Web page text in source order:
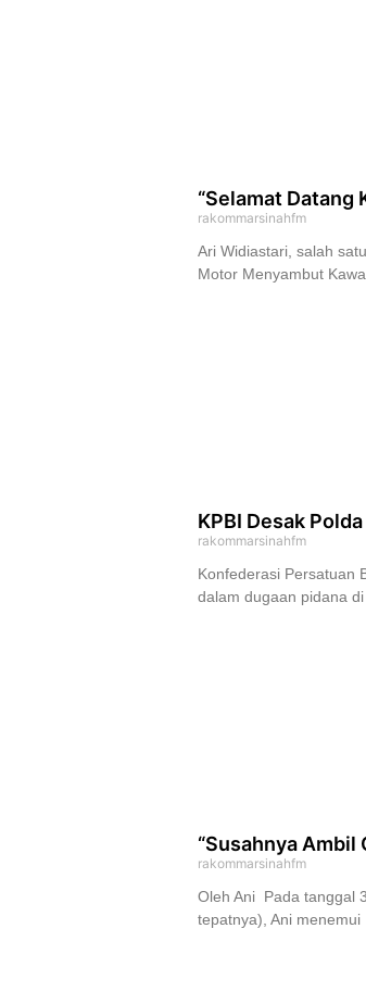
“Selamat Datang
rakommarsinahfm
Ari Widiastari, salah
Motor Menyambut
KPBI Desak
rakommarsinahfm
Konfederasi Persatuan
dalam dugaan pidana
“Susahnya Ambil
rakommarsinahfm
Oleh Ani Pada tanggal
tepatnya), Ani menemui